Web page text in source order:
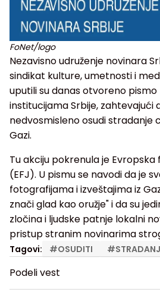
FoNet/logo
Nezavisno udruženje novinara
sindikat kulture, umetnosti i
uputili su danas otvoreno pismo
institucijama Srbije, zahtevajući
nedvosmisleno osudi stradanje
Gazi.
Tu akciju pokrenula je
(EFJ). U pismu se navodi da je
fotografijama i izveštajima iz
znači glad kao oružje" i da su
zločina i ljudske patnje lokalni
pristup stranim novinarima
Tagovi: #OSUDITI #
Podeli vest